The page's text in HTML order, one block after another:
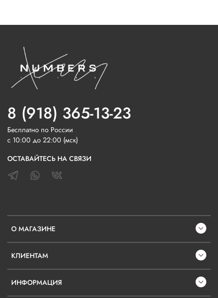
О МАГАЗИНЕ
КЛИЕНТАМ
ИНФОРМАЦИЯ
8 (918) 365-13-23
Бесплатно по России
с 10:00 до 22:00 (мск)
ОСТАВАЙТЕСЬ НА СВЯЗИ